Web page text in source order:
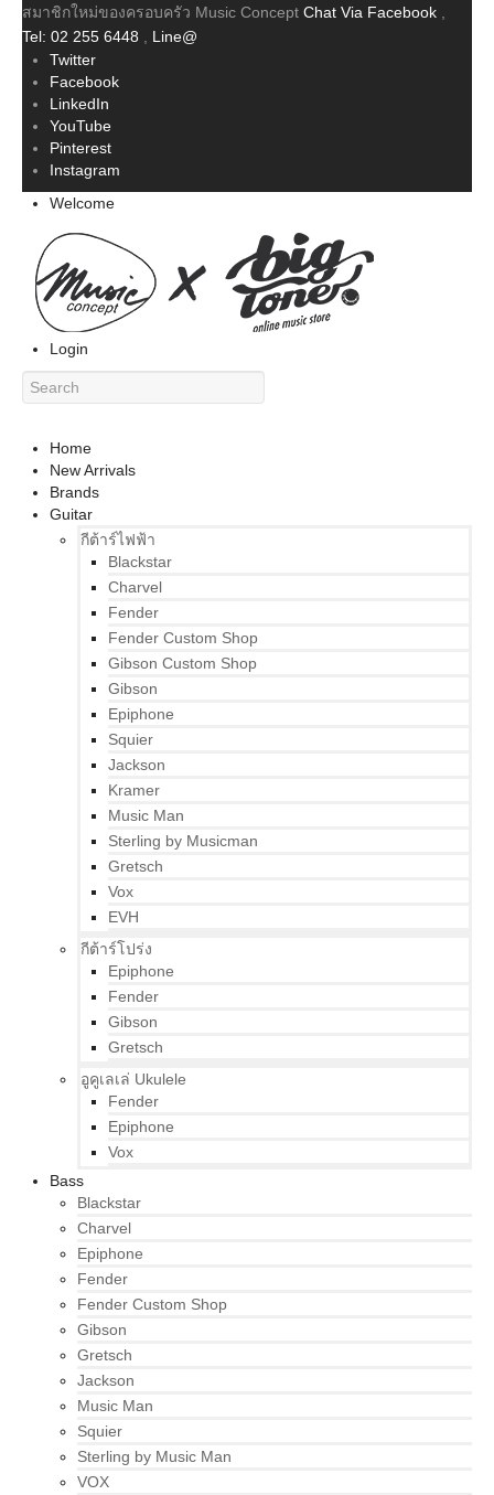
สมาชิกใหม่ของครอบครัว Music Concept Chat Via Facebook
Tel: 02 255 6448
Line@
Twitter
Facebook
LinkedIn
YouTube
Pinterest
Instagram
Welcome
Login
Home
New Arrivals
Brands
Guitar
กีต้าร์ไฟฟ้า
Blackstar
Charvel
Fender
Fender Custom Shop
Gibson Custom Shop
Gibson
Epiphone
Squier
Jackson
Kramer
Music Man
Sterling by Musicman
Gretsch
Vox
EVH
กีต้าร์โปร่ง
Epiphone
Fender
Gibson
Gretsch
อูคูเลเล่ Ukulele
Fender
Epiphone
Vox
Bass
Blackstar
Charvel
Epiphone
Fender
Fender Custom Shop
Gibson
Gretsch
Jackson
Music Man
Squier
Sterling by Music Man
VOX